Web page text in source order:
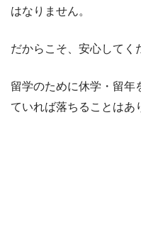
はなりません。
だからこそ、安心してく
留学のために休学・留年
ていれば落ちることはあ